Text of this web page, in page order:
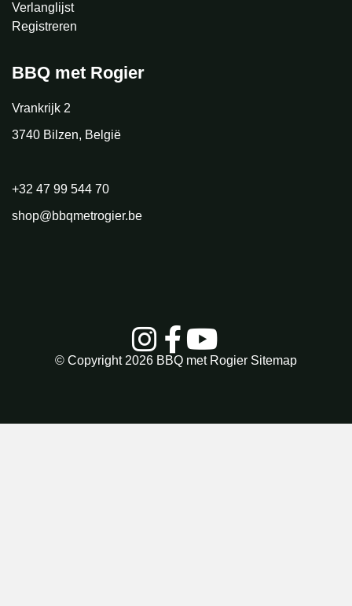
Verlanglijst
Registreren
BBQ met Rogier
Vrankrijk 2
3740 Bilzen, België
+32 47 99 544 70
shop@bbqmetrogier.be
© Copyright 2026 BBQ met Rogier Sitemap